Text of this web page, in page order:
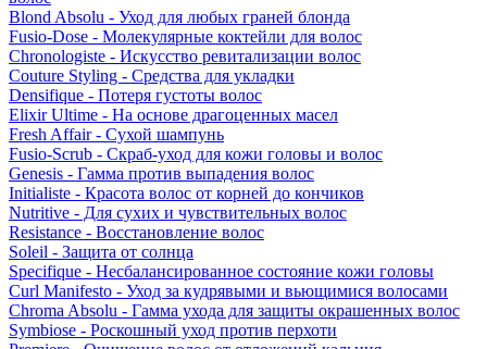
Blond Absolu - Уход для любых граней блонда
Fusio-Dose - Молекулярные коктейли для волос
Chronologiste - Искусство ревитализации волос
Couture Styling - Средства для укладки
Densifique - Потеря густоты волос
Elixir Ultime - На основе драгоценных масел
Fresh Affair - Сухой шампунь
Fusio-Scrub - Скраб-уход для кожи головы и волос
Genesis - Гамма против выпадения волос
Initialiste - Красота волос от корней до кончиков
Nutritive - Для сухих и чувствительных волос
Resistance - Восстановление волос
Soleil - Защита от солнца
Specifique - Несбалансированное состояние кожи головы
Curl Manifesto - Уход за кудрявыми и вьющимися волосами
Chroma Absolu - Гамма ухода для защиты окрашенных волос
Symbiose - Роскошный уход против перхоти